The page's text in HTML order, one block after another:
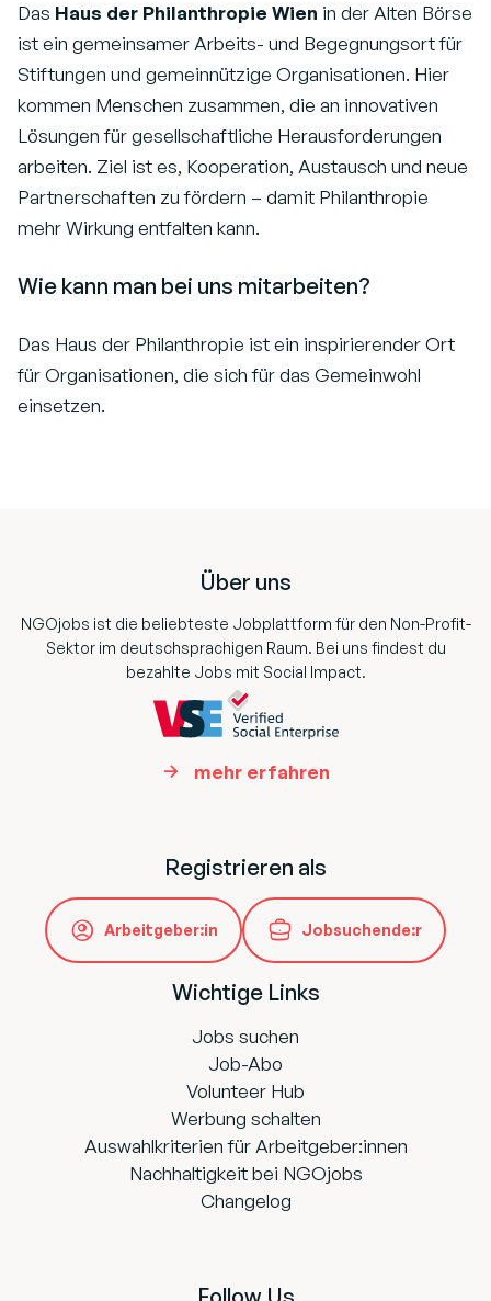
Das Haus der Philanthropie Wien in der Alten Börse
ist ein gemeinsamer Arbeits- und Begegnungsort für
Stiftungen und gemeinnützige Organisationen. Hier
kommen Menschen zusammen, die an innovativen
Lösungen für gesellschaftliche Herausforderungen
arbeiten. Ziel ist es, Kooperation, Austausch und neue
Partnerschaften zu fördern – damit Philanthropie
mehr Wirkung entfalten kann.
Wie kann man bei uns mitarbeiten?
Das Haus der Philanthropie ist ein inspirierender Ort
für Organisationen, die sich für das Gemeinwohl
einsetzen.
Über uns
NGOjobs ist die beliebteste Jobplattform für den Non-Profit-
Sektor im deutschsprachigen Raum. Bei uns findest du
bezahlte Jobs mit Social Impact.
mehr erfahren
Registrieren als
Arbeitgeber:in Jobsuchende:r
Wichtige Links
Jobs suchen
Job-Abo
Volunteer Hub
Werbung schalten
Auswahlkriterien für Arbeitgeber:innen
Nachhaltigkeit bei NGOjobs
Changelog